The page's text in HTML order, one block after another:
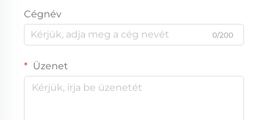
Cégnév
0/200
Üzenet